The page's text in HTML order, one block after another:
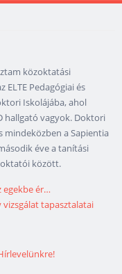
közoktatási
Pedagógiai és
Iskolájába, ahol
hallgató vagyok. Doktori
mindeközben a Sapientia
éve a tanítási
között.
egekbe ér…
vizsgálat tapasztalatai